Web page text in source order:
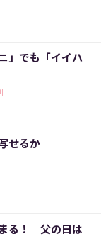
」でも「イイハ
せるか
る！ 父の日は